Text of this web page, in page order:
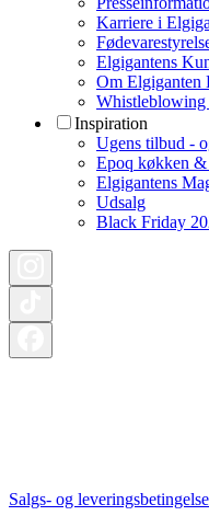
Karriere i
Elgigantens
Om Elgiganten
Whistleblowing
Inspiration
Ugens tilbud -
Epoq køkken &
Elgigantens
Udsalg
Black Friday
Salgs- og